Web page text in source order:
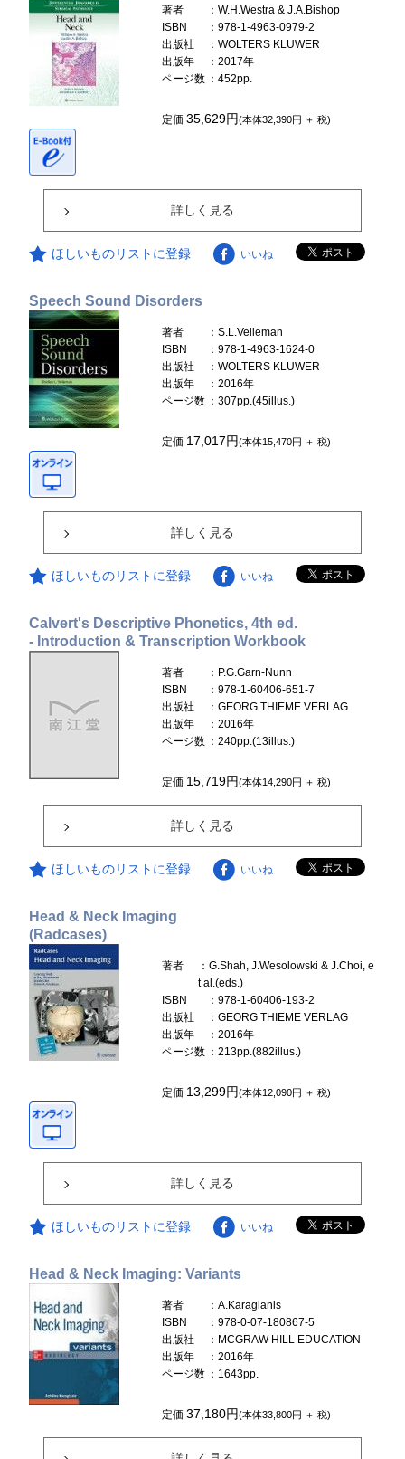
著者
：W.H.Westra & J.A.Bishop
ISBN
：978-1-4963-0979-2
出版社
：WOLTERS KLUWER
出版年
：2017年
ページ数 ：452pp.
定価35,629円(本体32,390円 ＋ 税)
詳しく見る
ほしいものリストに登録 いいね
Speech Sound Disorders
著者
：S.L.Velleman
ISBN
：978-1-4963-1624-0
出版社
：WOLTERS KLUWER
出版年
：2016年
ページ数 ：307pp.(45illus.)
定価 17,017円(本体15,470円 ＋ 税)
詳しく見る
ほしいものリストに登録 いいね
Calvert's Descriptive Phonetics, 4th ed.
- Introduction & Transcription Workbook
著者
：P.G.Garn-Nunn
ISBN
：978-1-60406-651-7
出版社
：GEORG THIEME VERLAG
出版年
：2016年
ページ数 ：240pp.(13illus.)
定価 15,719円(本体14,290円 ＋ 税)
詳しく見る
ほしいものリストに登録 いいね
Head & Neck Imaging
(Radcases)
著者
：G.Shah, J.Wesolowski & J.Choi, e
t al.(eds.)
ISBN
：978-1-60406-193-2
出版社
：GEORG THIEME VERLAG
出版年
：2016年
ページ数 ：213pp.(882illus.)
定価 13,299円(本体12,090円 ＋ 税)
詳しく見る
ほしいものリストに登録 いいね
Head & Neck Imaging: Variants
著者
：A.Karagianis
ISBN
：978-0-07-180867-5
出版社
：MCGRAW HILL EDUCATION
出版年
：2016年
ページ数 ：1643pp.
定価37,180円(本体33,800円 ＋ 税)